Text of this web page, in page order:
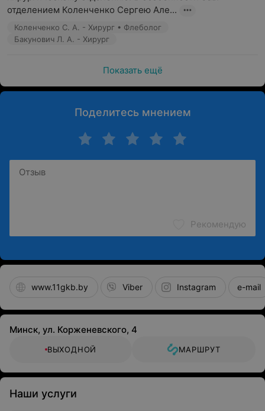
отделением Коленченко Сергею Але...
Коленченко С. А. - Хирург • Флеболог
Бакунович Л. А. - Хирург
Показать ещё
Поделитесь мнением
Рекомендую
www.11gkb.by Viber Instagram e-mail
Минск, ул. Корженевского, 4
ВЫХОДНОЙ МАРШРУТ
Наши услуги